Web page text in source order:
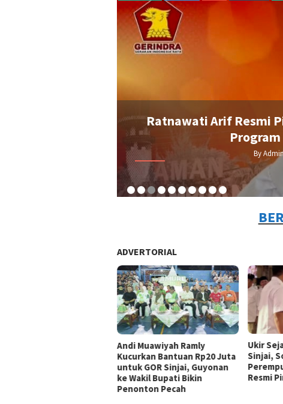
Ratnawati Arif Resmi
By
ADVERTORIAL
Andi Muawiyah Ramly
Kucurkan Bantuan Rp20 Juta
untuk GOR Sinjai, Guyonan
ke Wakil Bupati Bikin
Penonton Pecah
Ukir
Sinjai,
Resmi